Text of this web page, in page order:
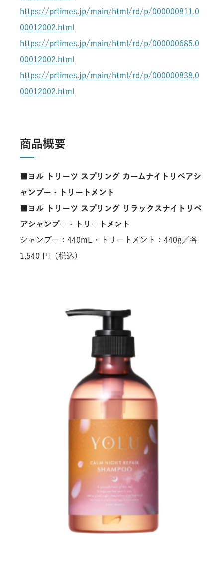
https://prtimes.jp/main/html/rd/p/000000811.0
00012002.html
https://prtimes.jp/main/html/rd/p/000000685.0
00012002.html
https://prtimes.jp/main/html/rd/p/000000838.0
00012002.html
商品概要
■ヨル トリーツ スプリング カームナイトリペアシ
ャンプー・トリートメント
■ヨル トリーツ スプリング リラックスナイトリペ
アシャンプー・トリートメント
シャンプー：440mL・トリートメント：440g／各
1,540 円（税込）